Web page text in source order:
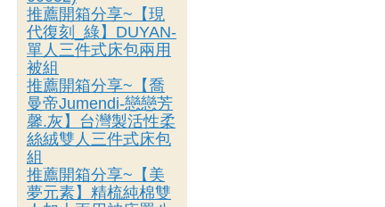
推薦開箱分享~【現
代復刻_綠】DUYAN-
單人三件式床包兩用
被組
推薦開箱分享~【喬
曼帝Jumendi-戀戀芳
馨.灰】台灣製活性柔
絲絨雙人三件式床包
組
推薦開箱分享~【美
夢元素】精梳純棉雙